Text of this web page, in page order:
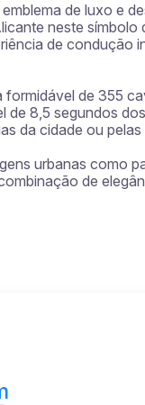
de luxo e
neste símbolo
de condução
de 355
de 8,5 segundos
da cidade ou
urbanas como
de